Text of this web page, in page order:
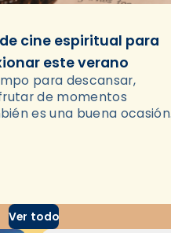
cine espiritual para
este verano
para descansar,
de momentos
es una buena ocasión
Ver todo